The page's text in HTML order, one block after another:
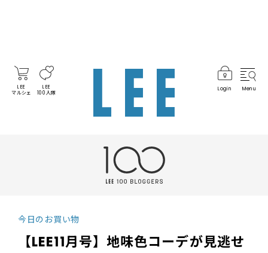
LEE
マルシェ
LEE
100人隊
Login Menu
今日のお買い物
【LEE11月号】地味色コーデが見逃せ